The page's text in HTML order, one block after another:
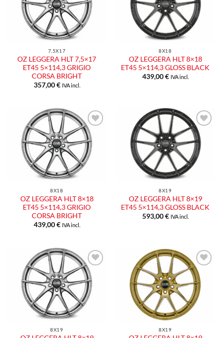
7,5X17
OZ LEGGERA HLT 7,5×17
ET45 5×114,3 GRIGIO
CORSA BRIGHT
357,00€ IVA incl.
8X18
OZ LEGGERA HLT 8×18
ET45 5×114,3 GLOSS BLACK
439,00€ IVA incl.
8X18
OZ LEGGERA HLT 8×18
ET45 5×114,3 GRIGIO
CORSA BRIGHT
439,00€ IVA incl.
8X19
OZ LEGGERA HLT 8×19
ET45 5×114,3 GLOSS BLACK
593,00€ IVA incl.
8X19 8X19